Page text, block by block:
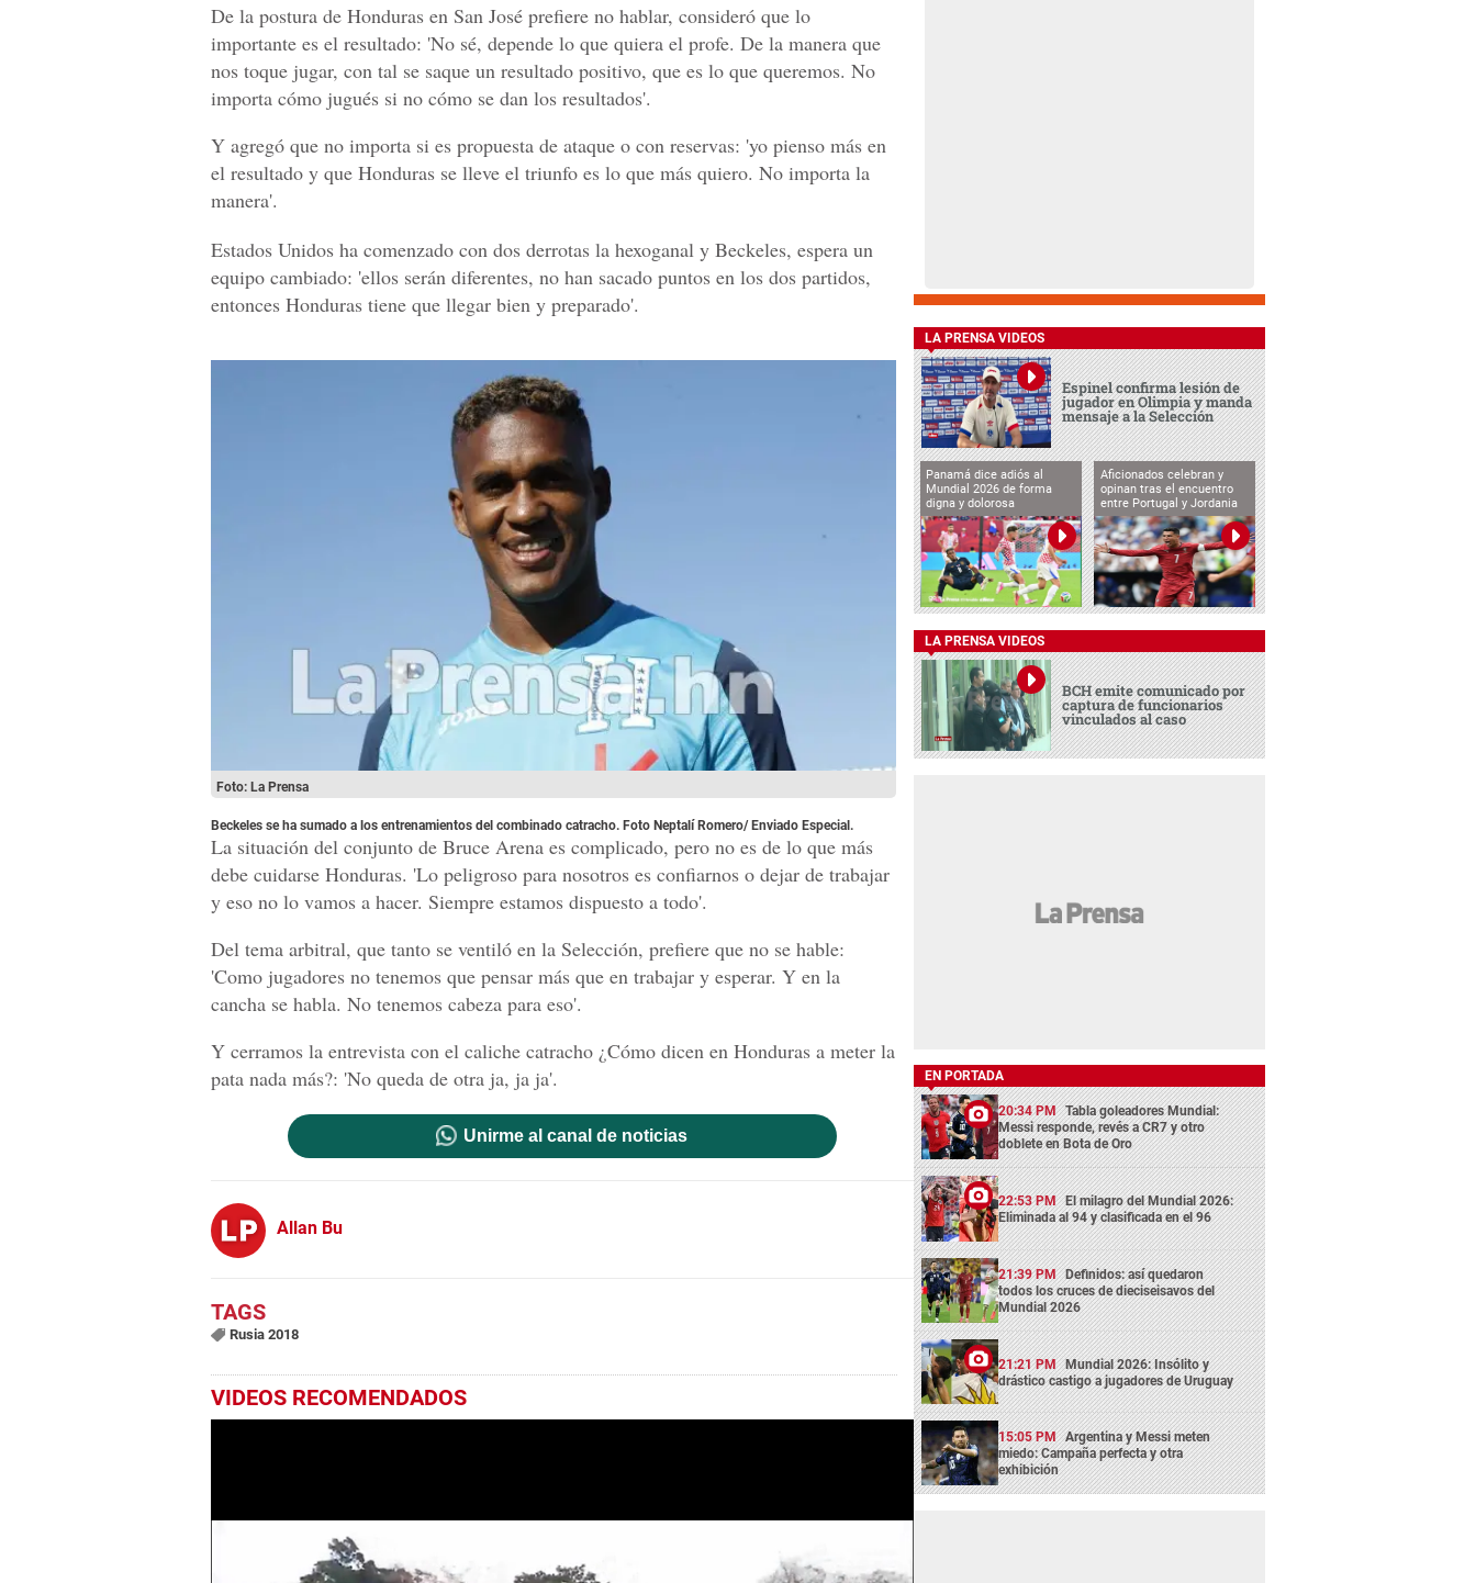
De la postura de Honduras en San José prefiere no hablar, consideró que lo
importante es el resultado: 'No sé, depende lo que quiera el profe. De la manera que
nos toque jugar, con tal se saque un resultado positivo, que es lo que queremos. No
importa cómo jugués si no cómo se dan los resultados'.
Y agregó que no importa si es propuesta de ataque o con reservas: 'yo pienso más en
el resultado y que Honduras se lleve el triunfo es lo que más quiero. No importa la
manera'.
Estados Unidos ha comenzado con dos derrotas la hexoganal y Beckeles, espera un
equipo cambiado: 'ellos serán diferentes, no han sacado puntos en los dos partidos,
entonces Honduras tiene que llegar bien y preparado'.
Foto: La Prensa
Beckeles se ha sumado a los entrenamientos del combinado catracho. Foto Neptalí Romero/ Enviado Especial.
La situación del conjunto de Bruce Arena es complicado, pero no es de lo que más
debe cuidarse Honduras. 'Lo peligroso para nosotros es confiarnos o dejar de trabajar
y eso no lo vamos a hacer. Siempre estamos dispuesto a todo'.
Del tema arbitral, que tanto se ventiló en la Selección, prefiere que no se hable:
'Como jugadores no tenemos que pensar más que en trabajar y esperar. Y en la
cancha se habla. No tenemos cabeza para eso'.
Y cerramos la entrevista con el caliche catracho ¿Cómo dicen en Honduras a meter la
pata nada más?: 'No queda de otra ja, ja ja'.
Unirme al canal de noticias
Allan Bu
Rusia 2018
VIDEOS RECOMENDADOS
LA PRENSA VIDEOS
Espinel confirma lesión de
jugador en Olimpia y manda
mensaje a la Selección
Panamá dice adiós al
Mundial 2026 de forma
digna y dolorosa
Aficionados celebran y
opinan tras el encuentro
entre Portugal y Jordania
LA PRENSA VIDEOS
BCH emite comunicado por
captura de funcionarios
vinculados al caso
EN PORTADA
20:34 PM Tabla goleadores Mundial:
Messi responde, revés a CR7 y otro
doblete en Bota de Oro
22:53 PM El milagro del Mundial 2026:
Eliminada al 94 y clasificada en el 96
21:39 PM Definidos: así quedaron
todos los cruces de dieciseisavos del
Mundial 2026
21:21 PM Mundial 2026: Insólito y
drástico castigo a jugadores de Uruguay
15:05 PM Argentina y Messi meten
miedo: Campaña perfecta y otra
exhibición